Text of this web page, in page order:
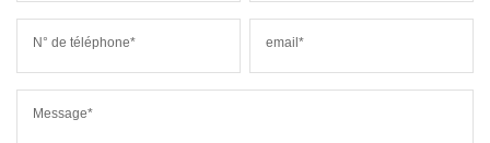
N° de téléphone* email*
Message*